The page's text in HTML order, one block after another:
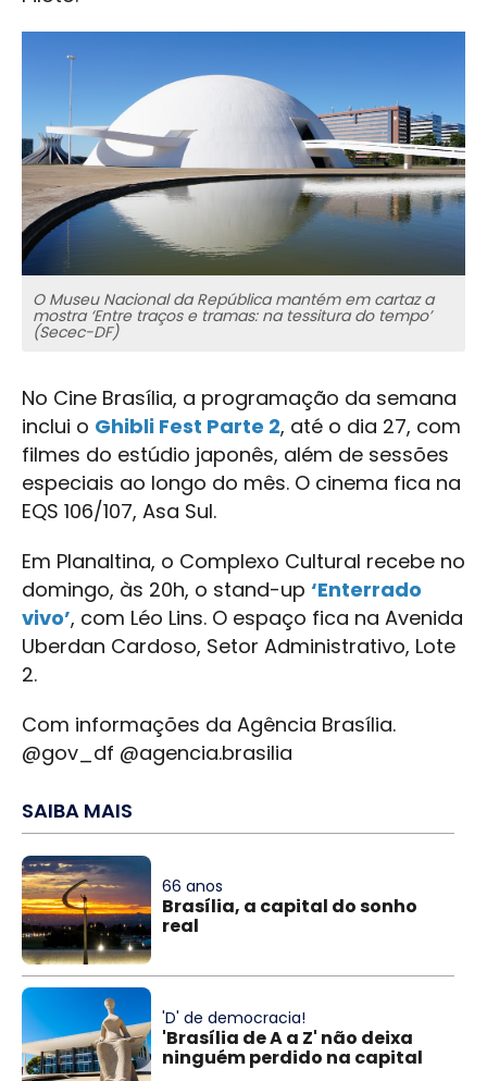
O Museu Nacional da República mantém em cartaz a
mostra ‘Entre traços e tramas: na tessitura do tempo’
(Secec-DF)
No Cine Brasília, a programação da semana
inclui o Ghibli Fest Parte 2, até o dia 27, com
filmes do estúdio japonês, além de sessões
especiais ao longo do mês. O cinema fica na
EQS 106/107, Asa Sul.
Em Planaltina, o Complexo Cultural recebe no
domingo, às 20h, o stand-up ‘Enterrado
vivo’, com Léo Lins. O espaço fica na Avenida
Uberdan Cardoso, Setor Administrativo, Lote
2.
Com informações da Agência Brasília.
@gov_df @agencia.brasilia
SAIBA MAIS
66 anos
Brasília, a capital do sonho
real
'D' de democracia!
'Brasília de A a Z' não deixa
ninguém perdido na capital